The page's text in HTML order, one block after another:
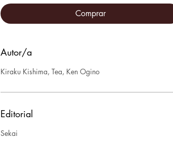
Comprar
Autor/a
Kiraku Kishima, Tea, Ken Ogino
Editorial
Sekai